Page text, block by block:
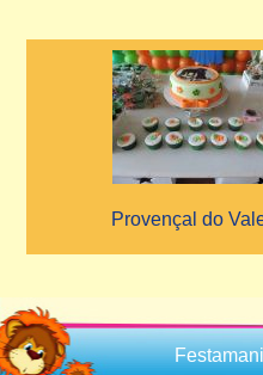
Provençal do